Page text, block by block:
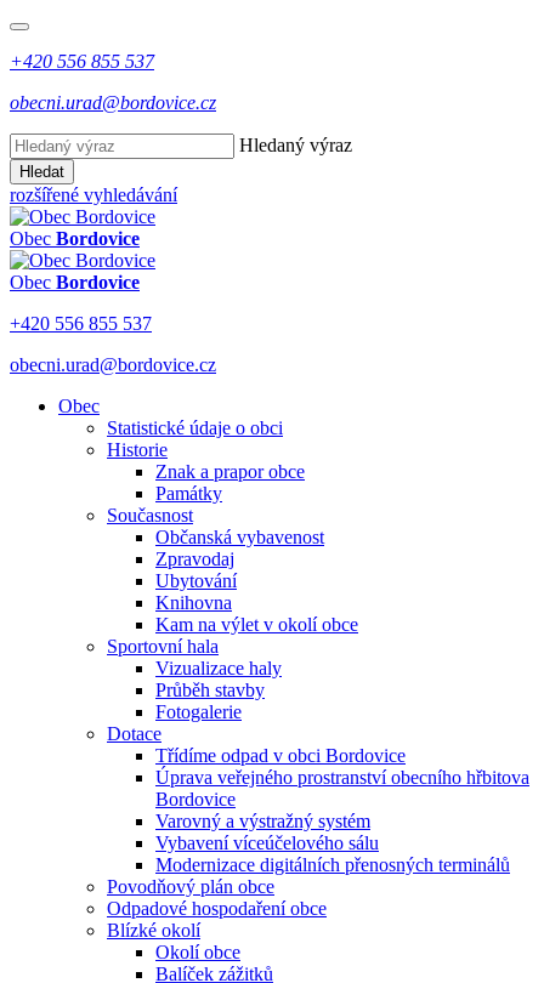
+420 556 855 537
obecni.urad@bordovice.cz
Hledaný výraz
Hledat
rozšířené vyhledávání
Obec Bordovice
Obec Bordovice
+420 556 855 537
obecni.urad@bordovice.cz
Obec
Statistické údaje o obci
Historie
Znak a prapor obce
Památky
Současnost
Občanská vybavenost
Zpravodaj
Ubytování
Knihovna
Kam na výlet v okolí obce
Sportovní hala
Vizualizace haly
Průběh stavby
Fotogalerie
Dotace
Třídíme odpad v obci Bordovice
Úprava veřejného prostranství obecního hřbitova
Bordovice
Varovný a výstražný systém
Vybavení víceúčelového sálu
Modernizace digitálních přenosných terminálů
Povodňový plán obce
Odpadové hospodaření obce
Blízké okolí
Okolí obce
Balíček zážitků